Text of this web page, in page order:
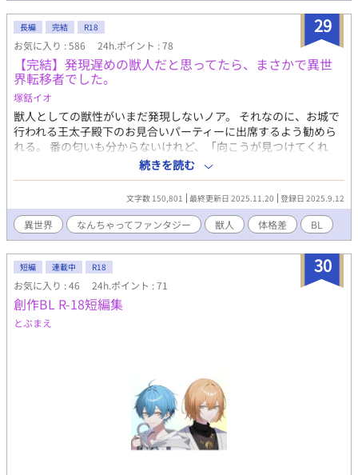
の社長の息子でもある姫宮は、傲慢なαとは程遠く、眉目秀麗、文
武両道、温厚堅実を絵に描いたような男であり、常に取り巻きに
囲まれている大学内の人気者だった。 けれども透愛は知ってい
た。あの男の本性を。 二人の関係は7年前までにさかのぼる。 小
学6年生の夏、透愛は自分が未分化Ω（突然Ωへと変貌する特異体
質を持ったβ）であることを知り、校内でヒートを起こしてしまっ
た。 しかも偶然そこに居合わせたのは、ちょっと気まずい関係の
クラスメイト、姫宮。 姫宮はまるで美少女のような可憐な容姿を
持つ少年で、優しく、親切で、常に笑顔を絶やさぬ魔性の子ども
だった。 しかし、ヒートで誘発してしまった彼のα性はあまりに
も凶暴で、透愛は成す術もなく。 逃げ込んだ体育館の用具室で姫
宮に朝まで犯され、無理矢理番にさせられてしまった。 αとΩの、
不幸な事故だった、コドモの過ちだった、お互いに望まぬ関係だ
った。 確かに透愛はそう思っていた──おぞましい男、姫宮の真
意を知るまでは。 ＊私の中の「青春」を詰め込みました。 ＊攻め
視点は後半辺りまで一切出てきませんので、想像しながら読んで
ぶ受けを拗らせたメンヘラです。キモいです。覚悟してくださ
い。 ＊子供同士の激しい強姦シーンがあります。 ＊毎朝6時と18
時、一日2回数話更新していきます。 ＊申し訳ありませんが閲覧
は自己責任でお願い致します。 初めてまともに、オメガバースも
ののBLに挑戦してみました。 拙いお話ですが、読んで下さる方は
29
長編 完結 R18
お気に入り : 586 24h.ポイント : 78
【完結】発現遅めの獣人だと思ってたら、まさかで異世
界転移者でした。
塚銛イオ
獣人としての獣性がいまだ発現しないノア。 それなのに、お城で
行われる王太子殿下のお見合いパーティーに出席するよう勧めら
れる。 番の匂いも分からないけれど、「向こうが見つけてくれ
る」と言われ参加したパーティーは凄い熱気の嵐。 匂いは分から
なくても息が詰まりそう、とばかりに会場から庭に出たノアはそ
こでパーティーに参加して酔っ払った男に絡まれてしまう。 そん
な窮地を助けてくれたのは、城の護衛騎士の１人、熊獣人のルー
ク。 お礼を言ってさようなら、と思ったのにパーティーが終わっ
た後も、何故かルークとは頻繁に顔を合わせるようになる。 もし
かして、彼が番？なんて思っていたら王太子さまからの招待状が
届けられて…。 自分が猫獣人だと思っている異世界転移者があっ
という間に執着系の彼氏に番にされちゃうお話です。 すみませ
ん、あっという間ではないかも、です。 番に関しては独自設定・
解釈による創作をしております。 ＊ 更新頻度は低めで、ゆっく
り更新予定です。 ＊ 短編の予定です→長編へ変更します
続きを読む
文字数 150,801 最終更新日 2025.11.20 登録日 2025.9.12
異世界 なんちゃってファンタジー 獣人 体格差 BL
30
短編 連載中 R18
お気に入り : 46 24h.ポイント : 71
創作BL R-18短編集
とぶまえ